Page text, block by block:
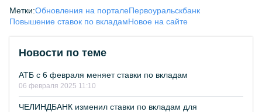
Метки:Обновления на порталеПервоуральскбанк
Повышение ставок по вкладамНовое на сайте
Новости по теме
АТБ с 6 февраля меняет ставки по вкладам
06 февраля 2025 11:10
ЧЕЛИНДБАНК изменил ставки по вкладам для